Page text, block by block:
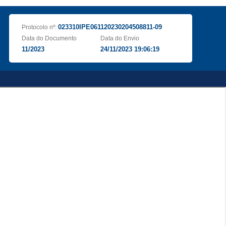
Protocolo nº: 023310IPE061120230204508811-09
Data do Documento
11/2023
Data do Envio
24/11/2023 19:06:19